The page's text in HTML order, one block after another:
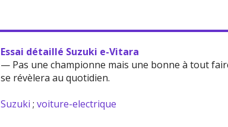
Essai détaillé Suzuki e-Vitara
— Pas une championne mais une bonne à tout
se révèlera au quotidien.
Suzuki ;voiture-electrique